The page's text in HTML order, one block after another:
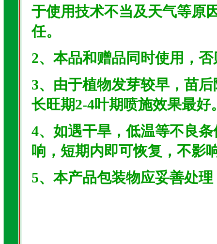
于使用技术不当及天气等原
任。
2、本品和赠品同时使用，
3、由于植物发芽较早，苗
长旺期2-4叶期喷施效果最好
4、如遇干旱，低温等不良
响，短期内即可恢复，不影
5、本产品包装物应妥善处